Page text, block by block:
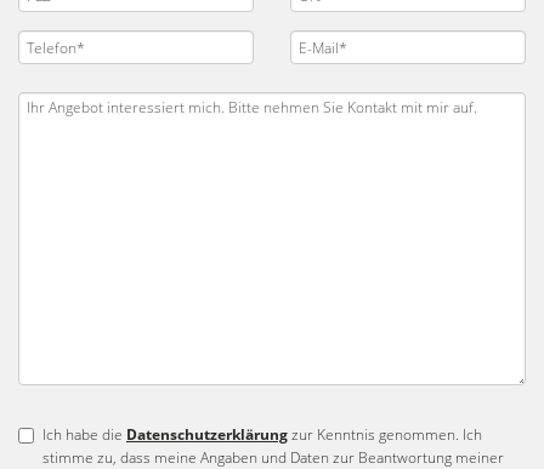
Ich habe die Datenschutzerklärungzur Kenntnis genommen. Ich
stimme zu, dass meine Angaben und Daten zur Beantwortung meiner